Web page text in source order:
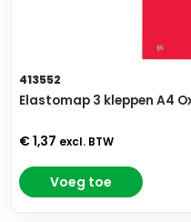
413552
Elastomap 3 kleppen A4
€ 1,37 excl. BTW
Voeg toe